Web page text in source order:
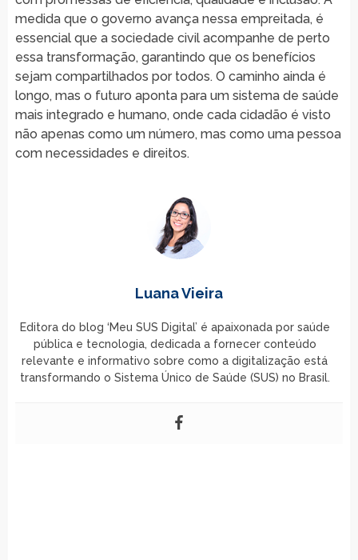
medida que o governo avança nessa empreitada, é
essencial que a sociedade civil acompanhe de perto
essa transformação, garantindo que os benefícios
sejam compartilhados por todos. O caminho ainda é
longo, mas o futuro aponta para um sistema de saúde
mais integrado e humano, onde cada cidadão é visto
não apenas como um número, mas como uma pessoa
com necessidades e direitos.
Luana Vieira
Editora do blog ‘Meu SUS Digital’ é apaixonada por saúde
pública e tecnologia, dedicada a fornecer conteúdo
relevante e informativo sobre como a digitalização está
transformando o Sistema Único de Saúde (SUS) no Brasil.